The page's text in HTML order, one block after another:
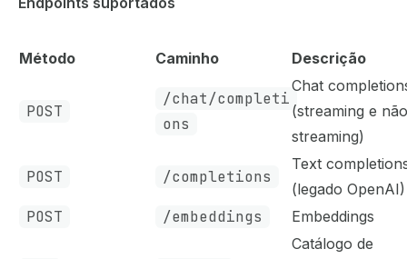
Método Caminho Descrição
POST
/chat/completi
ons
Chat
(streaming e
streaming)
POST /completions
Text
(legado OpenAI)
POST /embeddings Embeddings
Catálogo de